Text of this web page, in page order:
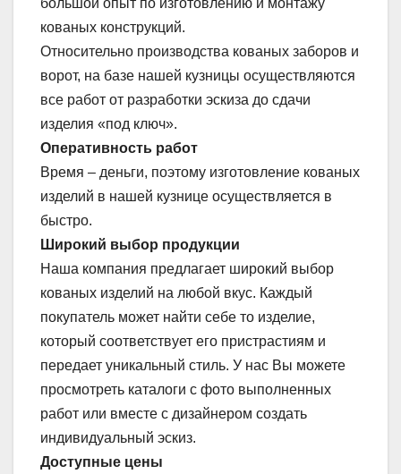
большой опыт по изготовлению и монтажу
кованых конструкций.
Относительно производства кованых заборов и
ворот, на базе нашей кузницы осуществляются
все работ от разработки эскиза до сдачи
изделия «под ключ».
Оперативность работ
Время – деньги, поэтому изготовление кованых
изделий в нашей кузнице осуществляется в
быстро.
Широкий выбор продукции
Наша компания предлагает широкий выбор
кованых изделий на любой вкус. Каждый
покупатель может найти себе то изделие,
который соответствует его пристрастиям и
передает уникальный стиль. У нас Вы можете
просмотреть каталоги с фото выполненных
работ или вместе с дизайнером создать
индивидуальный эскиз.
Доступные цены